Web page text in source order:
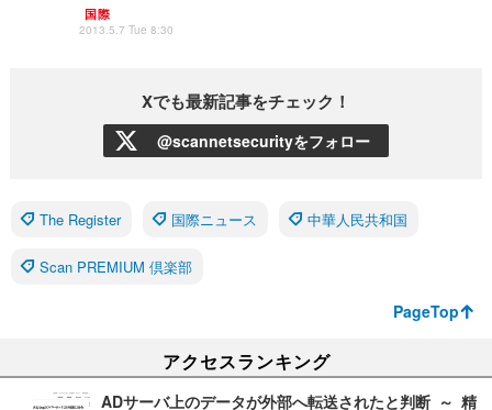
国際
2013.5.7 Tue 8:30
Xでも最新記事をチェック！
@scannetsecurityをフォロー
The Register 国際ニュース 中華人民共和国
Scan PREMIUM 倶楽部
PageTop
アクセスランキング
ADサーバ上のデータが外部へ転送されたと判断 ～ 精